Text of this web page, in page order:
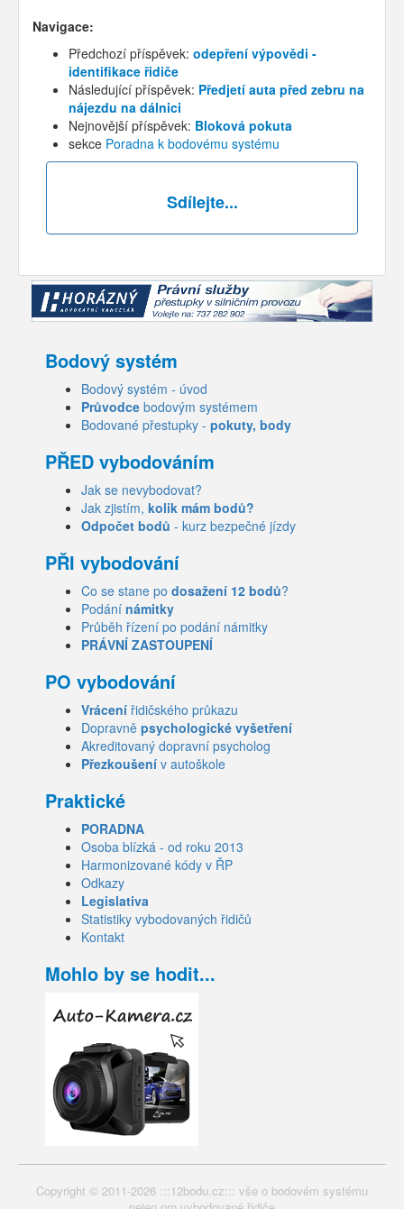
Navigace:
Předchozí příspěvek: odepření výpovědi -
identifikace řidiče
Následující příspěvek: Předjetí auta před zebru na
nájezdu na dálnici
Nejnovější příspěvek: Bloková pokuta
sekce Poradna k bodovému systému
Sdílejte...
Bodový systém
Bodový systém - úvod
Průvodce bodovým systémem
Bodované přestupky - pokuty, body
PŘED vybodováním
Jak se nevybodovat?
Jak zjistím, kolik mám bodů?
Odpočet bodů - kurz bezpečné jízdy
PŘI vybodování
Co se stane po dosažení 12 bodů?
Podání námitky
Průběh řízení po podání námitky
PRÁVNÍ ZASTOUPENÍ
PO vybodování
Vrácení řidičského průkazu
Dopravně psychologické vyšetření
Akreditovaný dopravní psycholog
Přezkoušení v autoškole
Praktické
PORADNA
Osoba blízká - od roku 2013
Harmonizované kódy v ŘP
Odkazy
Legislativa
Statistiky vybodovaných řidičů
Kontakt
Mohlo by se hodit...
Copyright © 2011-2026 :::12bodu.cz::: vše o bodovém systému